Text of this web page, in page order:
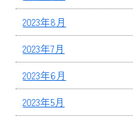
2023年8月
2023年7月
2023年6月
2023年5月